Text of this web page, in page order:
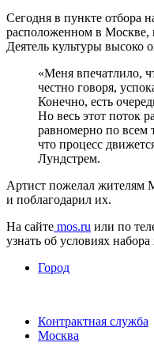
Сегодня в пункте отбора
расположенном в Москве,
Деятель культуры высоко
«Меня впечатлило,
честно говоря,
Конечно, есть
Но весь этот поток
равномерно по всем
что процесс
Лундстрем.
Артист пожелал жителям
и поблагодарил их.
На сайте mos.ru или по
узнать об условиях
Город
Контрактная служба
Москва